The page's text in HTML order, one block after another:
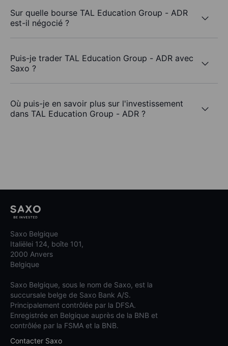
Sur quelle bourse TAL Education Group - ADR
est-il négocié ?
Puis-je trader TAL Education Group - ADR avec
Saxo ?
Où puis-je en savoir plus sur l'investissement
dans TAL Education Group - ADR ?
Saxo Belgique
Italiëlei 124, boîte 101,
2000 Anvers
Belgique
Saxo Belgique, sous le nom de Saxo, est la
succursale belge de Saxo Bank A/S.
Principalement contrôlée par la DFSA.
Enregistrée en Belgique auprès de la BNB et
contrôlée par la FSMA et la BNB.
Contacter Saxo